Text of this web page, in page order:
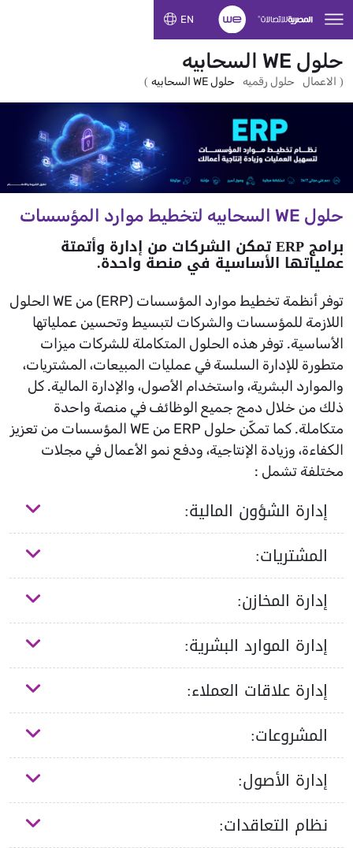
تخطي إلى المحتوى الرئيسيEN
حلول WE السحابيه
( الاعمال حلول رقميه حلول WE السحابيه )
حلول WE السحابيه لتخطيط موارد المؤسسات
برامج ERP تمكن الشركات من إدارة وأتمتة
عملياتها الأساسية في منصة واحدة.
توفر أنظمة تخطيط موارد المؤسسات (ERP) من WE الحلول
اللازمة للمؤسسات والشركات لتبسيط وتحسين عملياتها
الأساسية. توفر هذه الحلول المتكاملة للشركات ميزات
متطورة للإدارة السلسة في عمليات المبيعات، المشتريات،
والموارد البشرية، واستخدام الأصول، والإدارة المالية. كل
ذلك من خلال دمج جميع الوظائف في منصة واحدة
متكاملة. كما تمكّن حلول ERP من WE المؤسسات من تعزيز
الكفاءة، وزيادة الإنتاجية، ودفع نمو الأعمال في مجلات
مختلفة تشمل :
إدارة الشؤون المالية:
المشتريات:
إدارة المخازن:
إدارة الموارد البشرية:
إدارة علاقات العملاء:
المشروعات:
إدارة الأصول:
نظام التعاقدات: